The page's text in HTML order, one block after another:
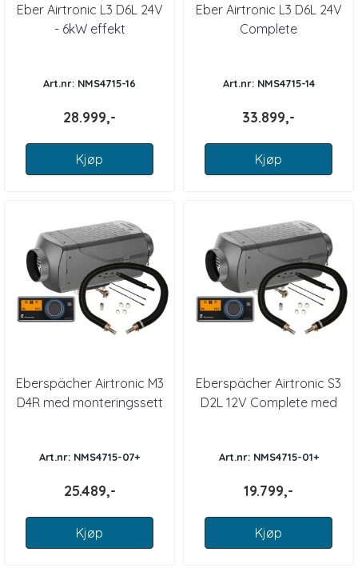
Eber Airtronic L3 D6L 24V
- 6kW effekt
Art.nr: NMS4715-16
28.999,-
Kjøp
Eber Airtronic L3 D6L 24V
Complete
Art.nr: NMS4715-14
33.899,-
Kjøp
Eberspächer Airtronic M3
D4R med monteringssett
Art.nr: NMS4715-07+
25.489,-
Kjøp
Eberspächer Airtronic S3
D2L 12V Complete med
Art.nr: NMS4715-01+
19.799,-
Kjøp